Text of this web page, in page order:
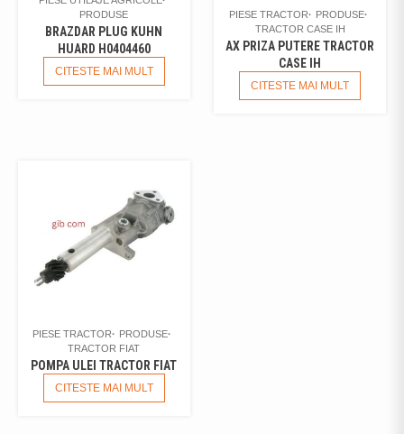
PRODUSE
BRAZDAR PLUG KUHN
HUARD H0404460
CITESTE MAI MULT
PIESE TRACTOR
PRODUSE
TRACTOR CASE IH
AX PRIZA PUTERE TRACTOR
CASE IH
CITESTE MAI MULT
PIESE TRACTOR
PRODUSE
TRACTOR FIAT
POMPA ULEI TRACTOR FIAT
CITESTE MAI MULT